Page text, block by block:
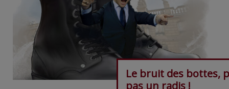
Le bruit des bottes,
pas un radis !